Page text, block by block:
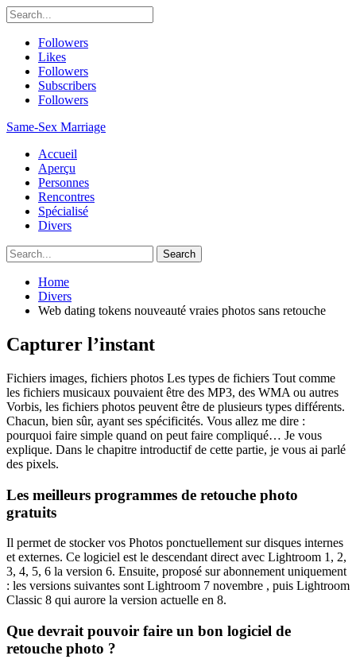
Followers
Likes
Followers
Subscribers
Followers
Same-Sex Marriage
Accueil
Aperçu
Personnes
Rencontres
Spécialisé
Divers
Home
Divers
Web dating tokens nouveauté vraies photos sans retouche
Capturer l’instant
Fichiers images, fichiers photos Les types de fichiers Tout comme
les fichiers musicaux pouvaient être des MP3, des WMA ou autres
Vorbis, les fichiers photos peuvent être de plusieurs types différents.
Chacun, bien sûr, ayant ses spécificités. Vous allez me dire :
pourquoi faire simple quand on peut faire compliqué… Je vous
explique. Dans le chapitre introductif de cette partie, je vous ai parlé
des pixels.
Les meilleurs programmes de retouche photo
gratuits
Il permet de stocker vos Photos ponctuellement sur disques internes
et externes. Ce logiciel est le descendant direct avec Lightroom 1, 2,
3, 4, 5, 6 la version 6. Ensuite, proposé sur abonnement uniquement
: les versions suivantes sont Lightroom 7 novembre , puis Lightroom
Classic 8 qui aurore la version actuelle en 8.
Que devrait pouvoir faire un bon logiciel de
retouche photo ?